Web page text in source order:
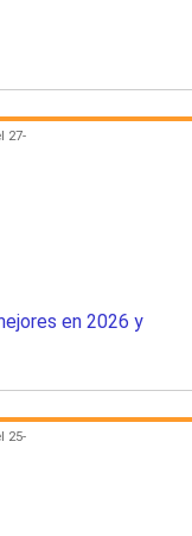
27-
en 2026 y
25-